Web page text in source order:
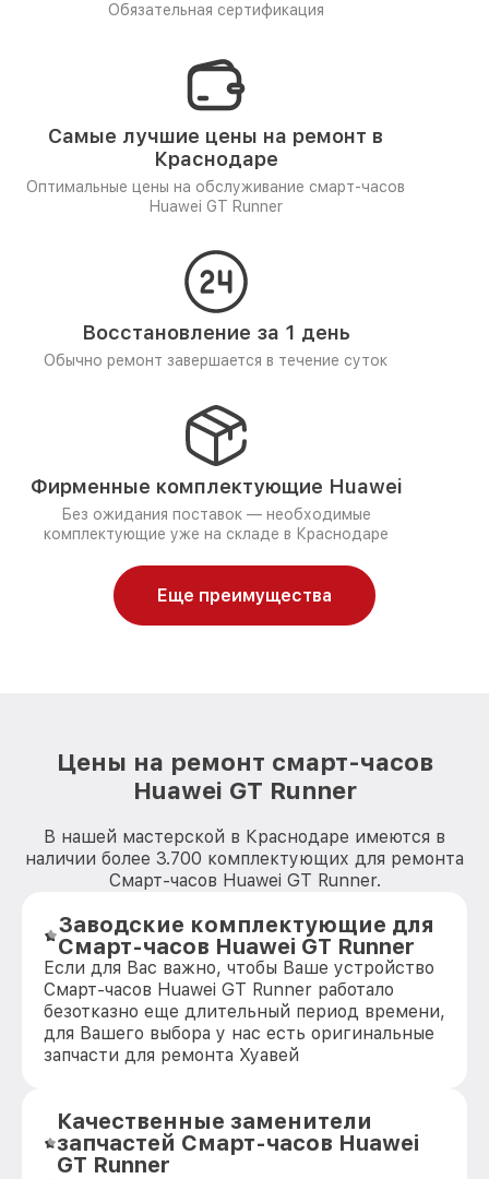
Обязательная сертификация
Самые лучшие цены на ремонт в
Краснодаре
Оптимальные цены на обслуживание смарт-часов
Huawei GT Runner
Восстановление за 1 день
Обычно ремонт завершается в течение суток
Фирменные комплектующие Huawei
Без ожидания поставок — необходимые
комплектующие уже на складе в Краснодаре
Еще преимущества
Цены на ремонт смарт-часов
Huawei GT Runner
В нашей мастерской в Краснодаре имеются в
наличии более 3.700 комплектующих для ремонта
Смарт-часов Huawei GT Runner.
Заводские комплектующие для
Смарт-часов Huawei GT Runner
Если для Вас важно, чтобы Ваше устройство
Смарт-часов Huawei GT Runner работало
безотказно еще длительный период времени,
для Вашего выбора у нас есть оригинальные
запчасти для ремонта Хуавей
Качественные заменители
запчастей Смарт-часов Huawei
GT Runner